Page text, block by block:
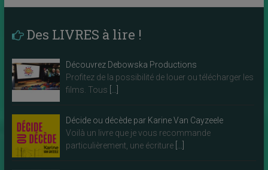
Des LIVRES à lire !
Découvrez Debowska Productions
Profitez de la possibilité de louer ou télécharger les
films. Tous
Décide ou décède par Karine Van Cayzeele
Voilà un livre que je vous recommande
particulièrement, une écriture